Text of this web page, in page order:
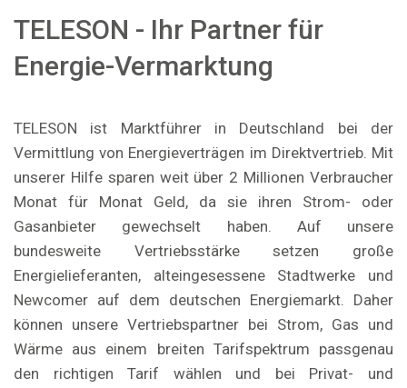
TELESON - Ihr Partner für
Energie-Vermarktung
TELESON ist Marktführer in Deutschland bei der
Vermittlung von Energieverträgen im Direktvertrieb. Mit
unserer Hilfe sparen weit über 2 Millionen Verbraucher
Monat für Monat Geld, da sie ihren Strom- oder
Gasanbieter gewechselt haben. Auf unsere
bundesweite Vertriebsstärke setzen große
Energielieferanten, alteingesessene Stadtwerke und
Newcomer auf dem deutschen Energiemarkt. Daher
können unsere Vertriebspartner bei Strom, Gas und
Wärme aus einem breiten Tarifspektrum passgenau
den richtigen Tarif wählen und bei Privat- und